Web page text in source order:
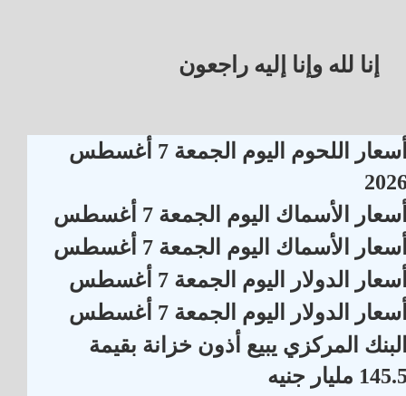
إنا لله وإنا إليه راجعون
أسعار اللحوم اليوم الجمعة 7 أغسطس
الأسماك اليوم الجمعة 7 أغسطس
الأسماك اليوم الجمعة 7 أغسطس
الدولار اليوم الجمعة 7 أغسطس
الدولار اليوم الجمعة 7 أغسطس
المركزي يبيع أذون خزانة بقيمة
مليار جنيه